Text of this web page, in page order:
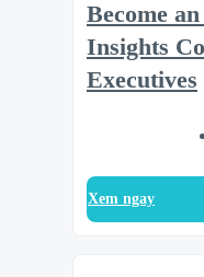
Become
Insights
Executives
Xem ngay